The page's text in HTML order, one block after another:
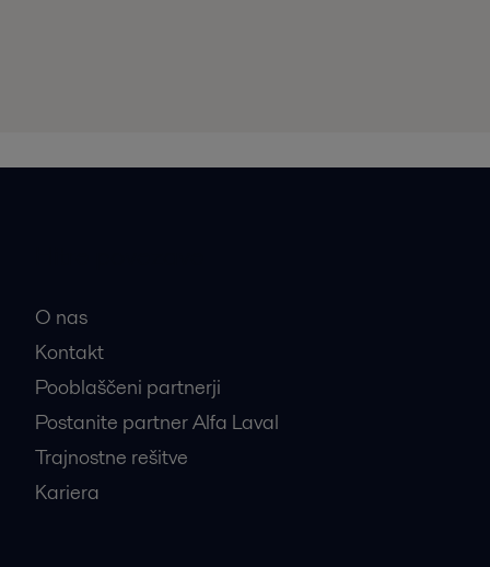
O nas
Kontakt
Pooblaščeni partnerji
Postanite partner Alfa Laval
Trajnostne rešitve
Kariera